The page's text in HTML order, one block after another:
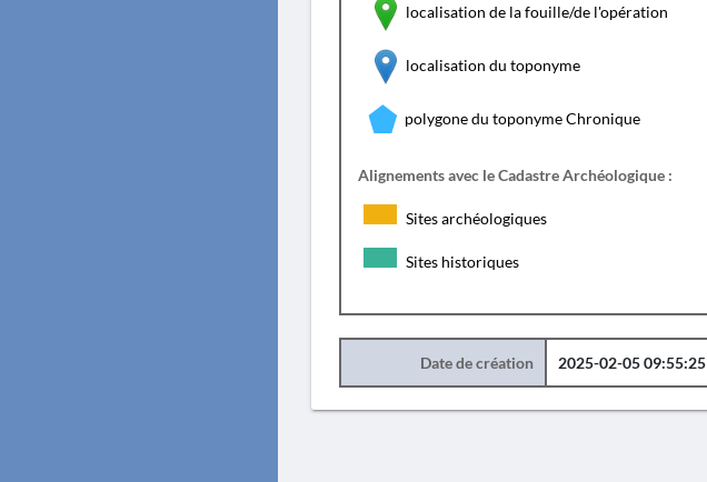
localisation de la fouille/de l'opération
localisation du toponyme
polygone du toponyme Chronique
Alignements avec le Cadastre Archéologique :
Sites archéologiques
Sites historiques
Date de création 2025-02-05 09:55:25